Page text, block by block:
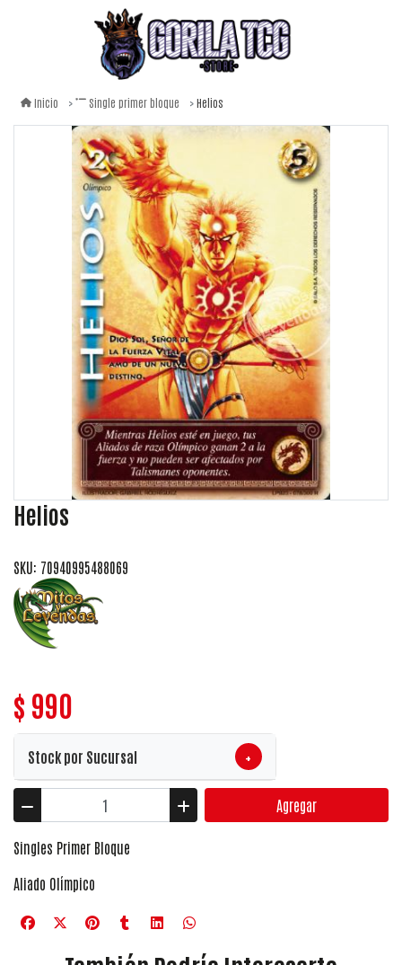
Inicio Single primer bloque Helios
Helios
SKU: 70940995488069
$ 990
Stock por Sucursal +
Agregar
Singles Primer Bloque
Aliado Olímpico